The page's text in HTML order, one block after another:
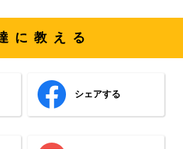
に教える
シェアする